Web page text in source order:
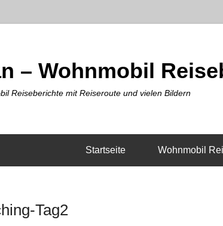
– Wohnmobil
Reiseberichte mit Reiseroute und vielen Bildern
Startseite Wohnmobil
Tag2